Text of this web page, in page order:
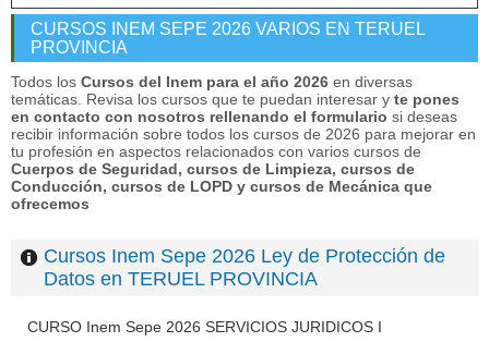
CURSOS INEM SEPE 2026 VARIOS EN TERUEL
PROVINCIA
Todos los Cursos del Inem para el año 2026 en diversas
temáticas. Revisa los cursos que te puedan interesar y te pones
en contacto con nosotros rellenando el formulario si deseas
recibir información sobre todos los cursos de 2026 para mejorar en
tu profesión en aspectos relacionados con varios cursos de
Cuerpos de Seguridad, cursos de Limpieza, cursos de
Conducción, cursos de LOPD y cursos de Mecánica que
ofrecemos
Cursos Inem Sepe 2026 Ley de Protección de
Datos en TERUEL PROVINCIA
CURSO Inem Sepe 2026 SERVICIOS JURIDICOS I